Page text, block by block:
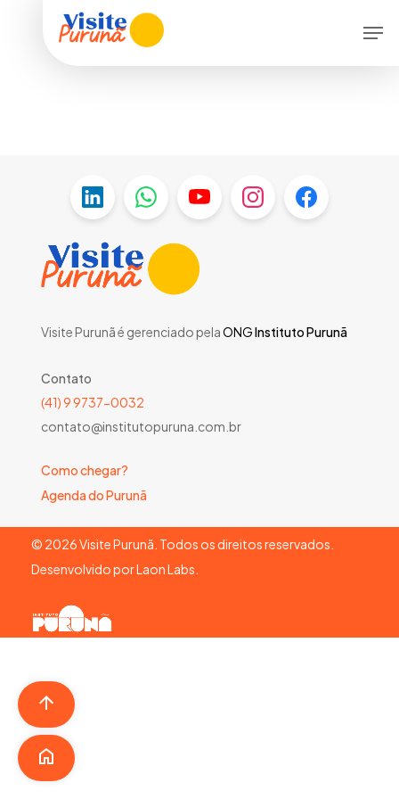
Visite Purunã é gerenciado pelaONGInstituto Purunã
Contato
(41) 9 9737-0032
contato@institutopuruna.com.br
Como chegar?
Agenda do Purunã
© 2026Visite Purunã. Todos os direitos reservados.
Desenvolvido porLaon Labs